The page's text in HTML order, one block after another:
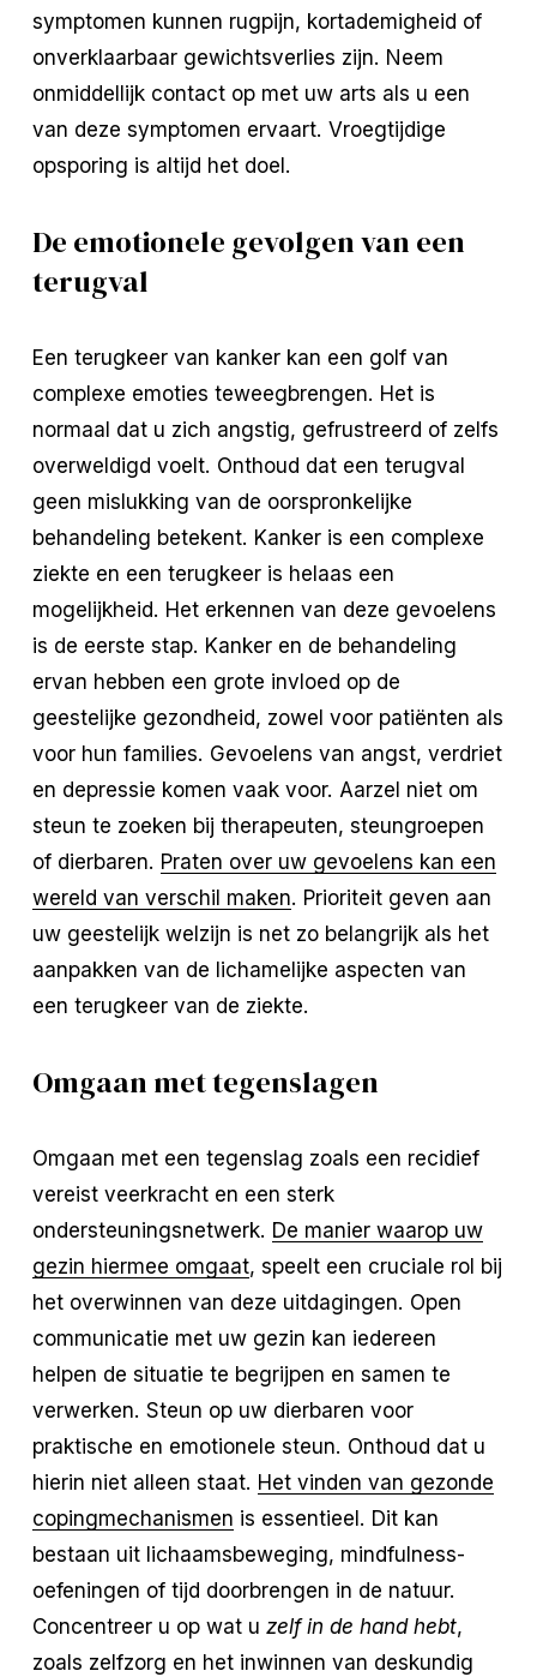
symptomen kunnen rugpijn, kortademigheid of
onverklaarbaar gewichtsverlies zijn. Neem
onmiddellijk contact op met uw arts als u een
van deze symptomen ervaart. Vroegtijdige
opsporing is altijd het doel.
De emotionele gevolgen van een
terugval
Een terugkeer van kanker kan een golf van
complexe emoties teweegbrengen. Het is
normaal dat u zich angstig, gefrustreerd of zelfs
overweldigd voelt. Onthoud dat een terugval
geen mislukking van de oorspronkelijke
behandeling betekent. Kanker is een complexe
ziekte en een terugkeer is helaas een
mogelijkheid. Het erkennen van deze gevoelens
is de eerste stap. Kanker en de behandeling
ervan hebben een grote invloed op de
geestelijke gezondheid, zowel voor patiënten als
voor hun families. Gevoelens van angst, verdriet
en depressie komen vaak voor. Aarzel niet om
steun te zoeken bij therapeuten, steungroepen
of dierbaren. Praten over uw gevoelens kan een
wereld van verschil maken. Prioriteit geven aan
uw geestelijk welzijn is net zo belangrijk als het
aanpakken van de lichamelijke aspecten van
een terugkeer van de ziekte.
Omgaan met tegenslagen
Omgaan met een tegenslag zoals een recidief
vereist veerkracht en een sterk
ondersteuningsnetwerk. De manier waarop uw
gezin hiermee omgaat, speelt een cruciale rol bij
het overwinnen van deze uitdagingen. Open
communicatie met uw gezin kan iedereen
helpen de situatie te begrijpen en samen te
verwerken. Steun op uw dierbaren voor
praktische en emotionele steun. Onthoud dat u
hierin niet alleen staat. Het vinden van gezonde
copingmechanismen is essentieel. Dit kan
bestaan uit lichaamsbeweging, mindfulness-
oefeningen of tijd doorbrengen in de natuur.
Concentreer u op wat u zelf in de hand hebt,
zoals zelfzorg en het inwinnen van deskundig